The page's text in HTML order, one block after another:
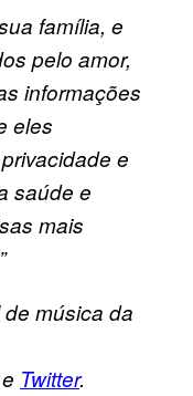
família, e
pelo amor,
informações
eles
e
saúde e
mais
música da
e Twitter.